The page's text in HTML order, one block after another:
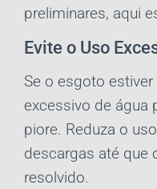
preliminares, aqui
Evite o Uso
Se o esgoto
excessivo de água
piore. Reduza o
descargas até que
resolvido.